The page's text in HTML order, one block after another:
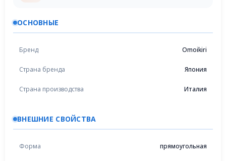
ОСНОВНЫЕ
Бренд Omoikiri
Страна бренда Япония
Страна производства Италия
ВНЕШНИЕ СВОЙСТВА
Форма прямоугольная